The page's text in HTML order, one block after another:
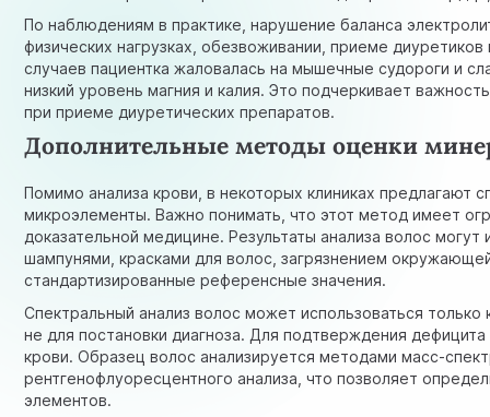
По наблюдениям в практике, нарушение баланса
физических нагрузках, обезвоживании, приеме
случаев пациентка жаловалась на мышечные судороги и
низкий уровень магния и калия. Это подчеркивает
при приеме диуретических препаратов.
Дополнительные методы оценки
Помимо анализа крови, в некоторых клиниках предлагают
микроэлементы. Важно понимать, что этот метод имеет
доказательной медицине. Результаты анализа волос
шампунями, красками для волос, загрязнением
стандартизированные референсные значения.
Спектральный анализ волос может использоваться
не для постановки диагноза. Для подтверждения
крови. Образец волос анализируется методами масс-
рентгенофлуоресцентного анализа, что позволяет
элементов.